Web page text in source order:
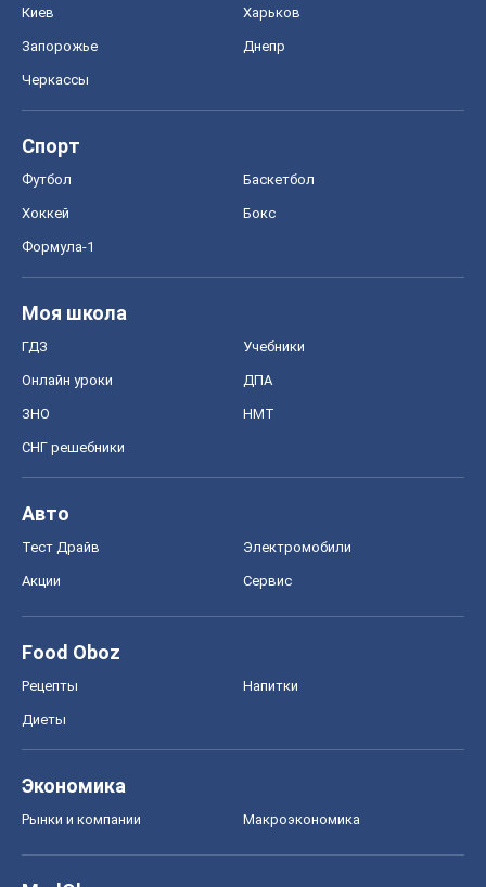
Киев Харьков
Запорожье Днепр
Черкассы
Спорт
Футбол Баскетбол
Хоккей Бокс
Формула-1
Моя школа
ГДЗ Учебники
Онлайн уроки ДПА
ЗНО НМТ
СНГ решебники
Авто
Тест Драйв Электромобили
Акции Сервис
Food Oboz
Рецепты Напитки
Диеты
Экономика
Рынки и компании Mакроэкономика